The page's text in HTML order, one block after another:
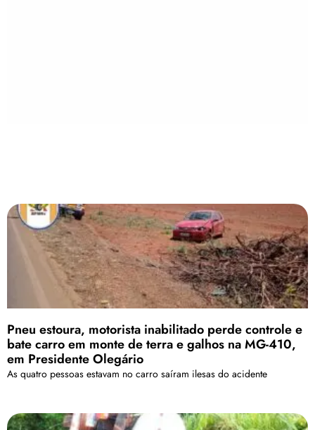
Pneu estoura, motorista inabilitado perde controle e
bate carro em monte de terra e galhos na MG-410,
em Presidente Olegário
As quatro pessoas estavam no carro saíram ilesas do acidente